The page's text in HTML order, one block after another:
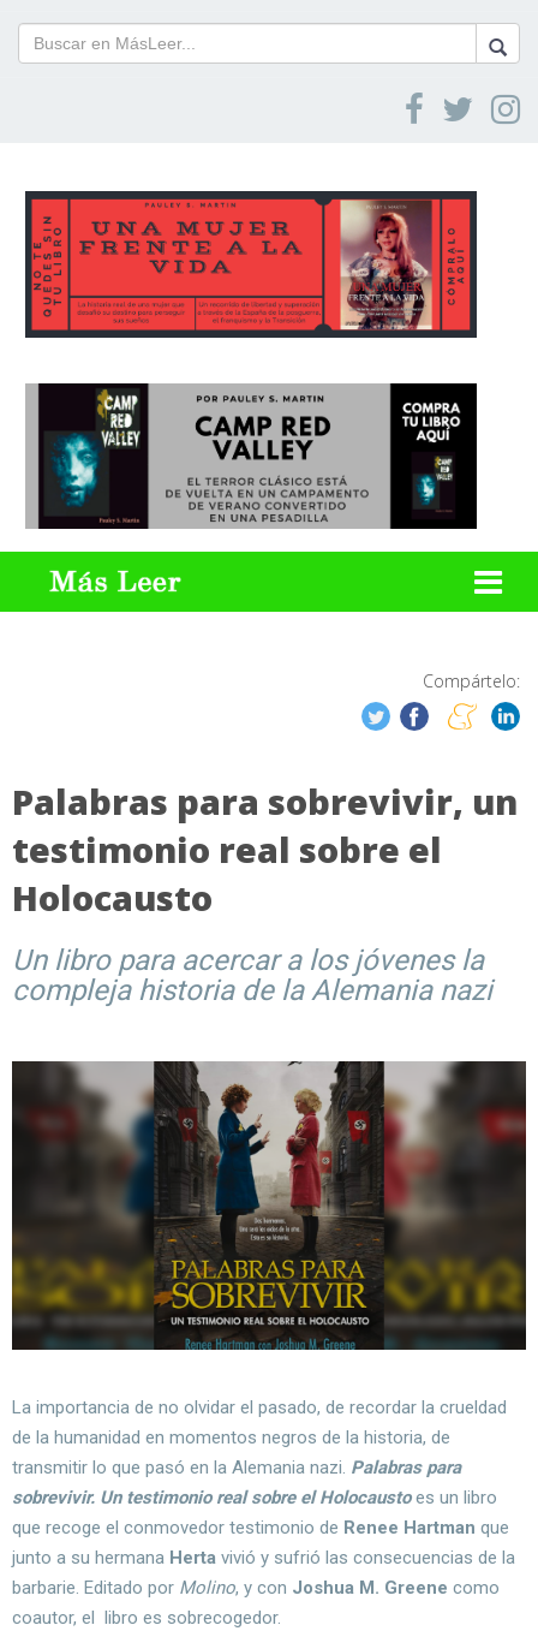
Compártelo:
Palabras para sobrevivir, un
testimonio real sobre el
Holocausto
Un libro para acercar a los jóvenes la
compleja historia de la Alemania nazi
La importancia de no olvidar el pasado, de recordar la crueldad
de la humanidad en momentos negros de la historia, de
transmitir lo que pasó en la Alemania nazi. Palabras para
sobrevivir. Un testimonio real sobre el Holocaustoes un libro
que recoge el conmovedor testimonio de Renee Hartman que
junto a su hermana Herta vivió y sufrió las consecuencias de la
barbarie. Editado por Molino, y con Joshua M. Greene como
coautor, el libro es sobrecogedor.